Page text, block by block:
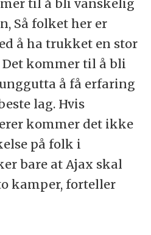
til å bli vanskelig
Så folket her er
å ha trukket en stor
kommer til å bli
å få erfaring
lag. Hvis
kommer det ikke
på folk i
bare at Ajax skal
kamper, forteller